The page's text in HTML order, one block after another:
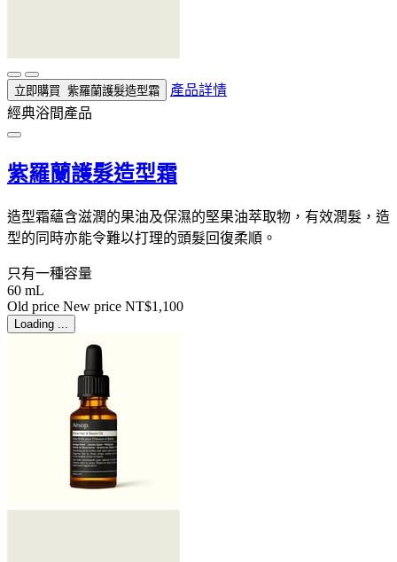
立即購買 紫羅蘭護髮造型霜
產品詳情
經典浴間產品
紫羅蘭護髮造型霜
造型霜蘊含滋潤的果油及保濕的堅果油萃取物，有效潤髮，造
型的同時亦能令難以打理的頭髮回復柔順。
只有一種容量
60 mL
Old price New price NT$1,100
Loading ...